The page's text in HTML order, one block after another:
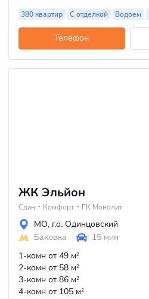
380 квартир С отделкой Водоем
Телефон
ЖК Эльйон
Сдан Комфорт ГК Монолит
МО, г.о. Одинцовский
Баковка
15 мин
1-комн от 49 м2
2-комн от 58 м2
3-комн от 86 м2
4-комн от 105 м2